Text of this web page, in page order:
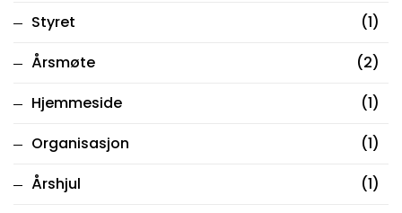
Styret
(1)
Årsmøte
(2)
Hjemmeside
(1)
Organisasjon
(1)
Årshjul
(1)